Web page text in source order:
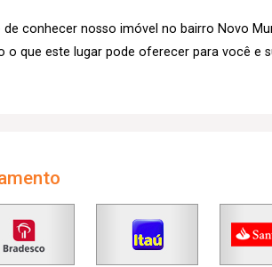
conhecer nosso imóvel no bairro Novo
o que este lugar pode oferecer para você e